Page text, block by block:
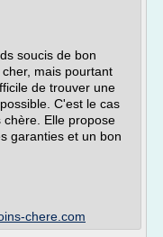
soucis de bon
mais pourtant
de trouver une
C'est le cas
Elle propose
garanties et un bon
chere.com